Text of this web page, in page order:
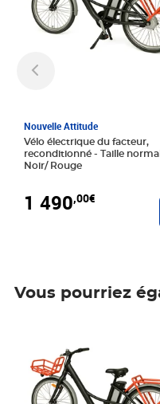
Nouvelle Attitude
Vélo électrique du facteur,
reconditionné - Taille normale -
Noir/ Rouge
1 490,00€
Vous pourriez